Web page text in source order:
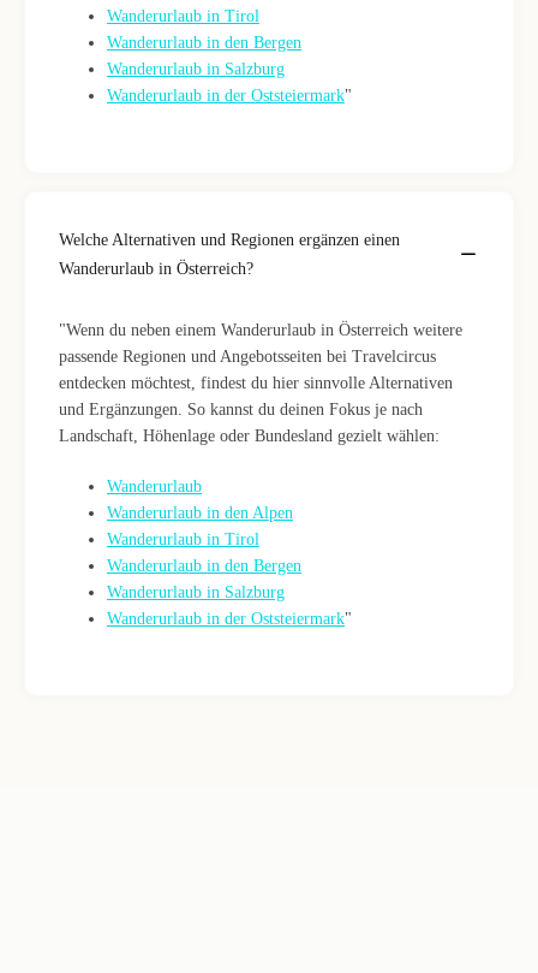
Wanderurlaub in Tirol
Wanderurlaub in den Bergen
Wanderurlaub in Salzburg
Wanderurlaub in der Oststeiermark"
Welche Alternativen und Regionen ergänzen einen
Wanderurlaub in Österreich?
"Wenn du neben einem Wanderurlaub in Österreich weitere
passende Regionen und Angebotsseiten bei Travelcircus
entdecken möchtest, findest du hier sinnvolle Alternativen
und Ergänzungen. So kannst du deinen Fokus je nach
Landschaft, Höhenlage oder Bundesland gezielt wählen:
Wanderurlaub
Wanderurlaub in den Alpen
Wanderurlaub in Tirol
Wanderurlaub in den Bergen
Wanderurlaub in Salzburg
Wanderurlaub in der Oststeiermark"